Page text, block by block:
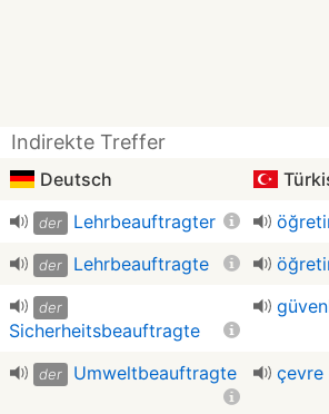
Indirekte Treffer
Deutsch
der Lehrbeauftragter
der Lehrbeauftragte
der
Sicherheitsbeauftragte
der Umweltbeauftragte çevre